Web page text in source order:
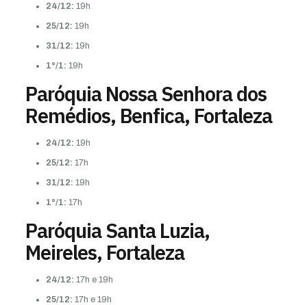
24/12: 19h
25/12: 19h
31/12: 19h
1°/1: 19h
Paróquia Nossa Senhora dos
Remédios, Benfica, Fortaleza
24/12: 19h
25/12: 17h
31/12: 19h
1°/1: 17h
Paróquia Santa Luzia,
Meireles, Fortaleza
24/12: 17h e 19h
25/12: 17h e 19h